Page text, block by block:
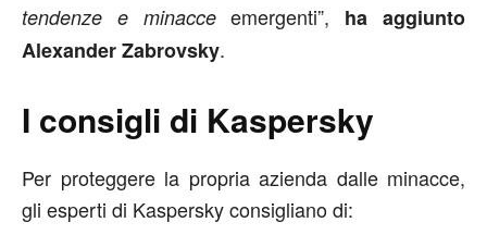
tendenze e minacceemergenti”, ha aggiunto
Alexander Zabrovsky.
I consigli di Kaspersky
Per proteggere la propria azienda dalle minacce,
gli esperti di Kaspersky consigliano di: